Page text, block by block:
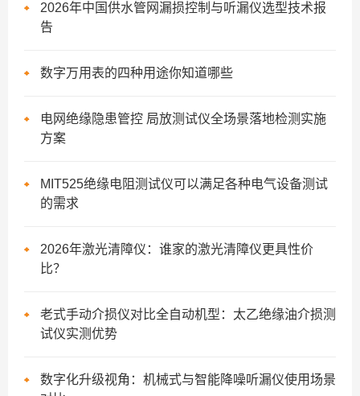
2026年中国供水管网漏损控制与听漏仪选型技术报
告
数字万用表的四种用途你知道哪些
电网绝缘隐患管控 局放测试仪全场景落地检测实施
方案
MIT525绝缘电阻测试仪可以满足各种电气设备测试
的需求
2026年激光清障仪：谁家的激光清障仪更具性价
比？
老式手动介损仪对比全自动机型：太乙绝缘油介损测
试仪实测优势
数字化升级视角：机械式与智能降噪听漏仪使用场景